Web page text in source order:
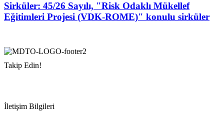
Sirküler: 45/26 Sayılı, "Risk Odaklı Mükellef
Eğitimleri Projesi (VDK-ROME)" konulu sirküler
Takip Edin!
İletişim Bilgileri